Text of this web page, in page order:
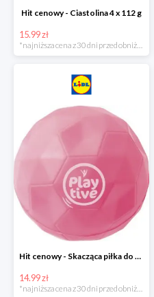
Hit cenowy - Ciastolina 4 x 112 g
15.99 zł
Hit cenowy - Skacząca piłka do wody lub superskacząca piłka
14.99 zł
*najniższa cena z 30 dni przed obniżką